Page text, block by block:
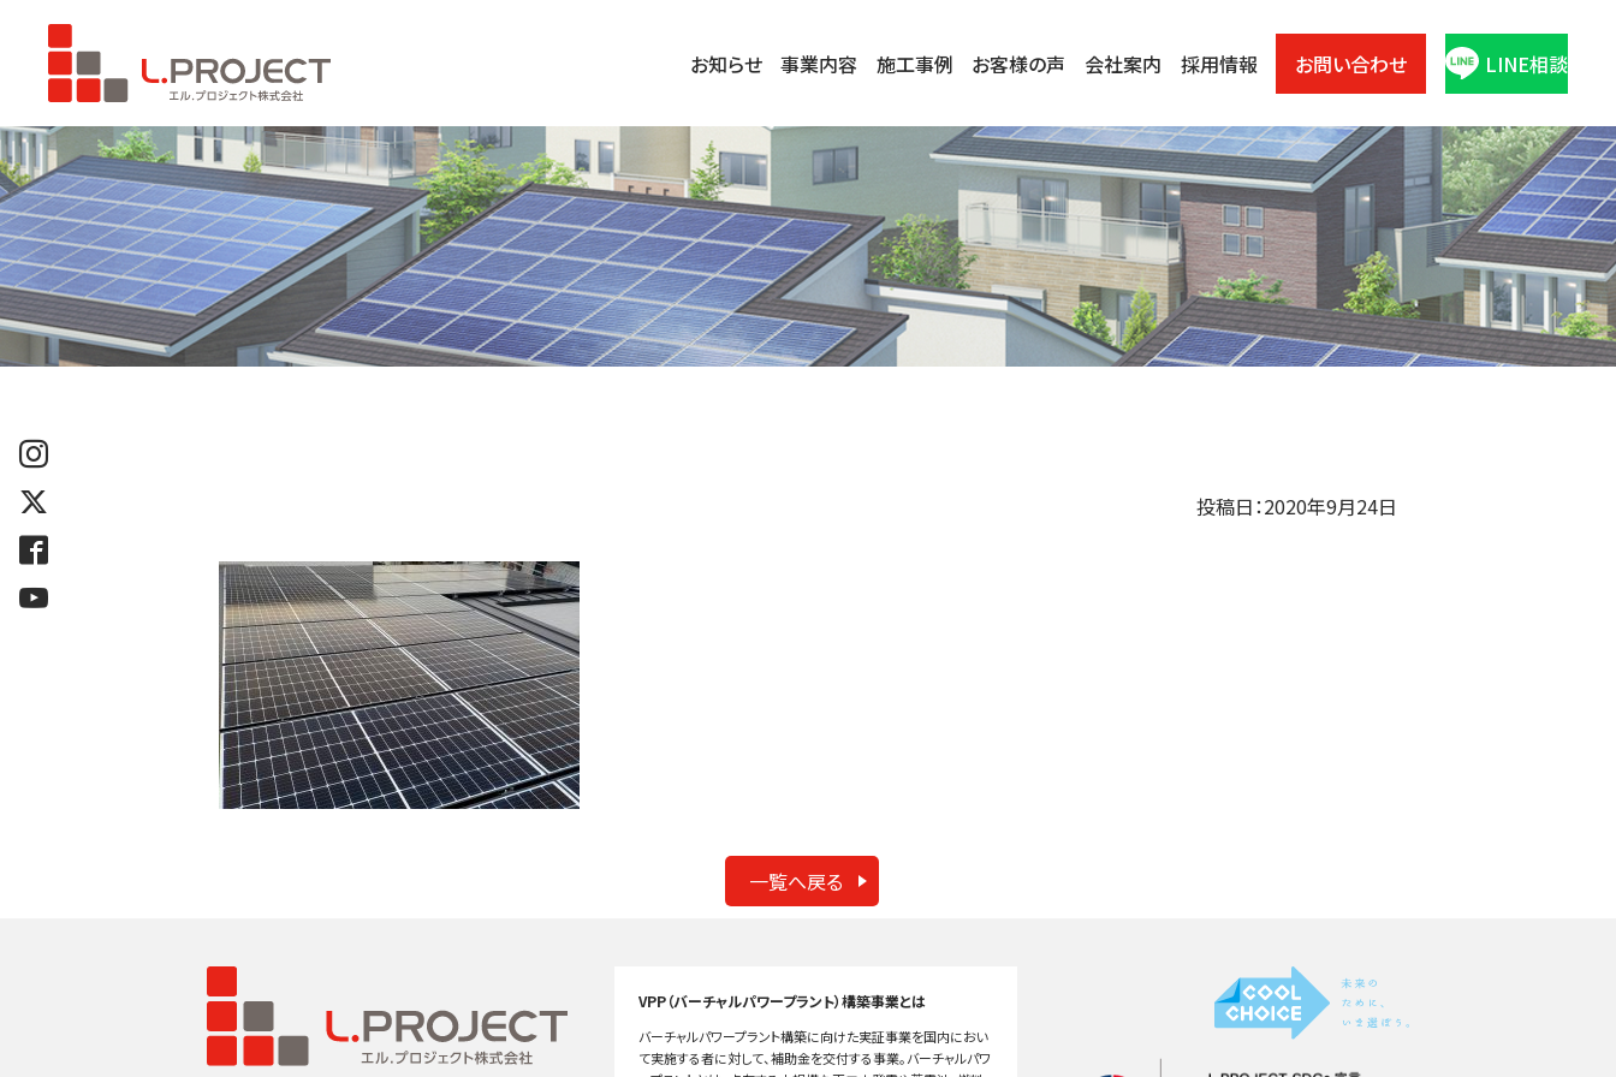
お知らせ 事業内容 施工事例 お客様の声 会社案内 採用情報 お問い合わせ LINE相談
投稿日：2020年9月24日
一覧へ戻る
VPP（バーチャルパワープラント）構築事業とは
バーチャルパワープラント構築に向けた実証事業を国内におい
て実施する者に対して、補助金を交付する事業。バーチャルパワ